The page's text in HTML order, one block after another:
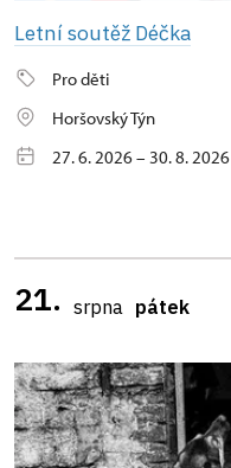
Letní soutěž Déčka
Pro děti
Horšovský Týn
27. 6. 2026 – 30. 8. 2026
21. srpna pátek